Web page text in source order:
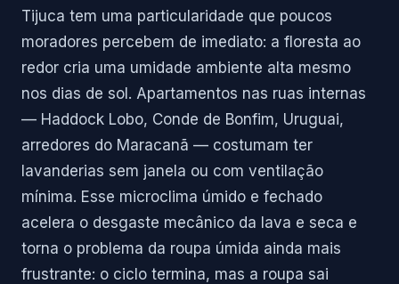
Tijuca tem uma particularidade que poucos
moradores percebem de imediato: a floresta ao
redor cria uma umidade ambiente alta mesmo
nos dias de sol. Apartamentos nas ruas internas
— Haddock Lobo, Conde de Bonfim, Uruguai,
arredores do Maracanã — costumam ter
lavanderias sem janela ou com ventilação
mínima. Esse microclima úmido e fechado
acelera o desgaste mecânico da lava e seca e
torna o problema da roupa úmida ainda mais
frustrante: o ciclo termina, mas a roupa sai